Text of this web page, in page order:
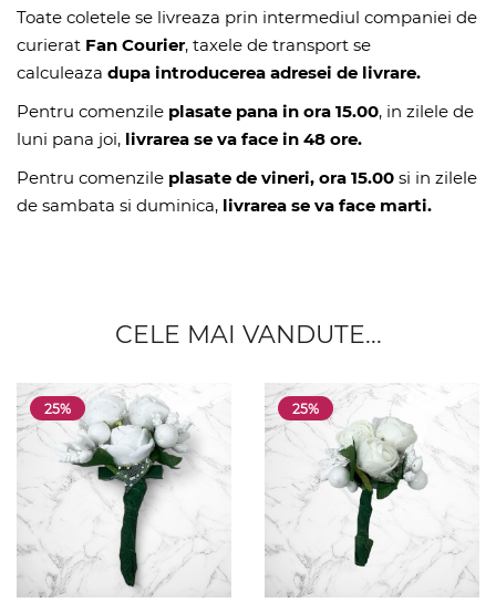
Toate coletele se livreaza prin intermediul companiei de
curierat Fan Courier, taxele de transport se
calculeaza dupa introducerea adresei de livrare.
Pentru comenzile plasate pana in ora 15.00, in zilele de
luni pana joi, livrarea se va face in 48 ore.
Pentru comenzile plasate de vineri, ora 15.00 si in zilele
de sambata si duminica, livrarea se va face marti.
CELE MAI VANDUTE...
25% 25%